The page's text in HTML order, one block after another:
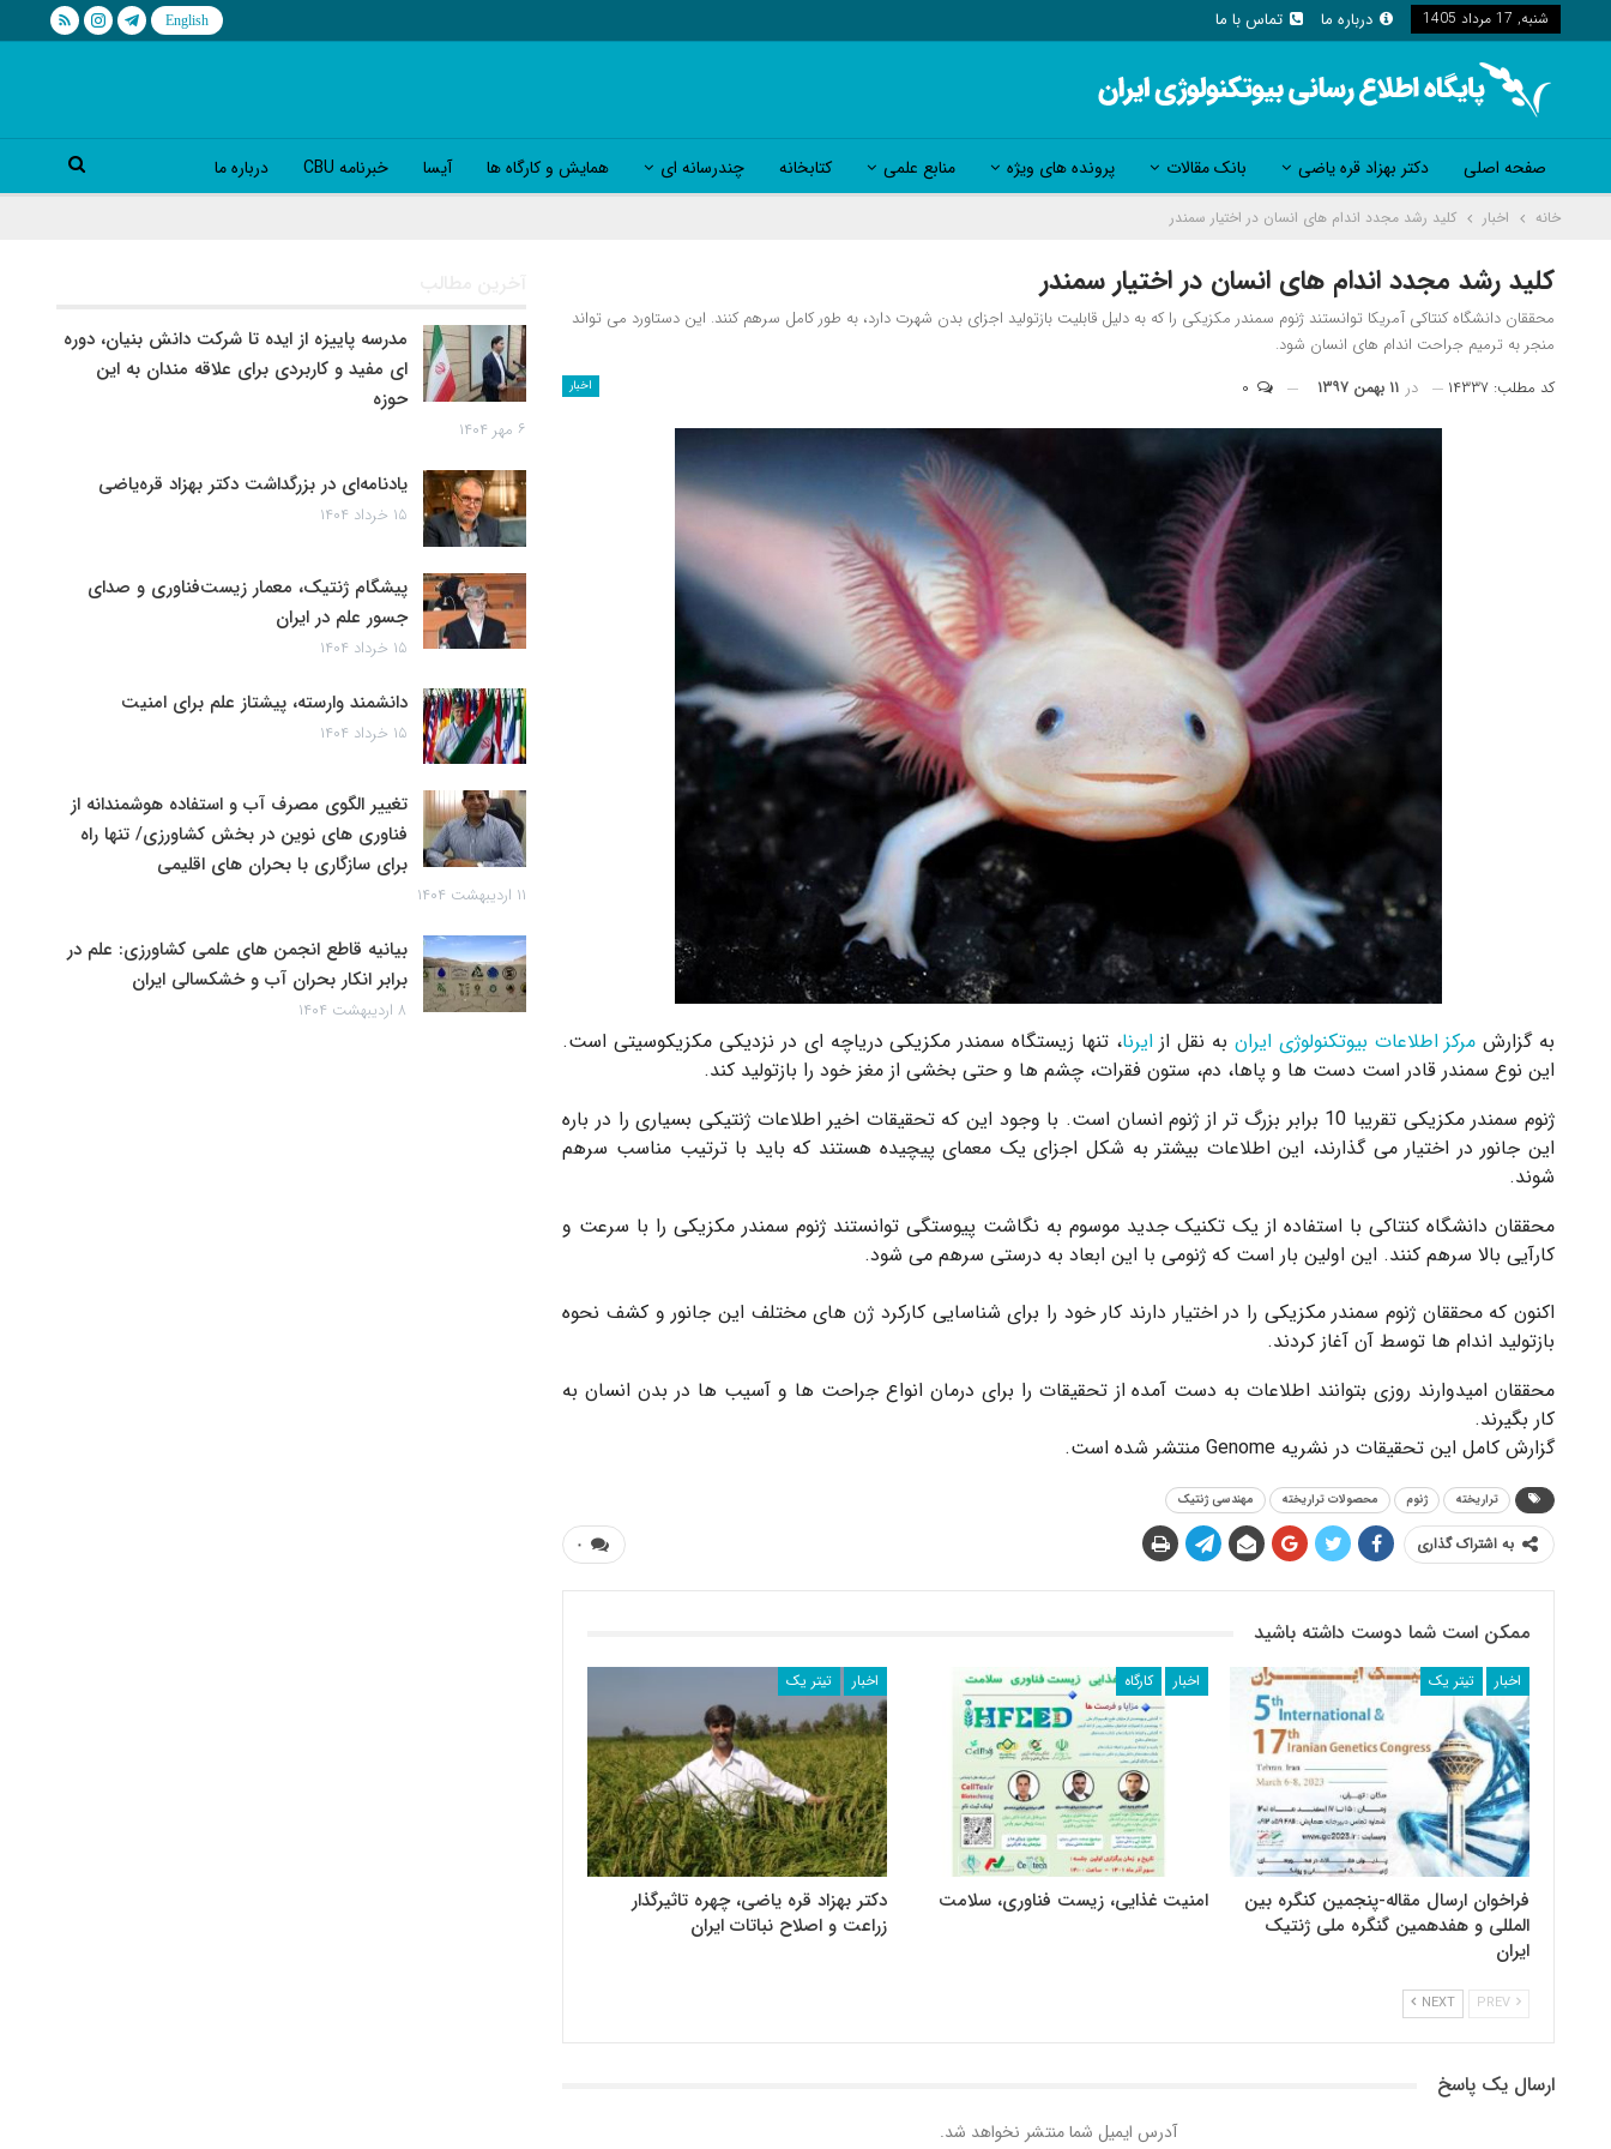
شنبه, 17 مرداد 1405 درباره ما تماس با ما
صفحه اصلی دکتر بهزاد قره یاضی بانک مقالات پرونده های ویژه منابع علمی کتابخانه چندرسانه ای همایش و کارگاه ها آیسا خبرنامه CBU درباره ما
خانه اخبار کلید رشد مجدد اندام های انسان در اختیار سمندر
کلید رشد مجدد اندام های انسان در اختیار سمندر
محققان دانشگاه کنتاکی آمریکا توانستند ژنوم سمندر مکزیکی را که به دلیل قابلیت بازتولید اجزای بدن شهرت دارد، به طور کامل سرهم کنند. این دستاورد می تواند
منجر به ترمیم جراحت اندام های انسان شود.
اخبار کد مطلب: ۱۴۳۳۷ در ۱۱ بهمن ۱۳۹۷
به گزارش مرکز اطلاعات بیوتکنولوژی ایران به نقل ازایرنا، تنها زیستگاه سمندر مکزیکی دریاچه ای در نزدیکی مکزیکوسیتی است.
این نوع سمندر قادر است دست ها و پاها، دم، ستون فقرات، چشم ها و حتی بخشی از مغز خود را بازتولید کند.
ژنوم سمندر مکزیکی تقریبا 10 برابر بزرگ تر از ژنوم انسان است. با وجود این که تحقیقات اخیر اطلاعات ژنتیکی بسیاری را در باره
این جانور در اختیار می گذارند، این اطلاعات بیشتر به شکل اجزای یک معمای پیچیده هستند که باید با ترتیب مناسب سرهم
شوند.
محققان دانشگاه کنتاکی با استفاده از یک تکنیک جدید موسوم به نگاشت پیوستگی توانستند ژنوم سمندر مکزیکی را با سرعت و
کارآیی بالا سرهم کنند. این اولین بار است که ژنومی با این ابعاد به درستی سرهم می شود.
اکنون که محققان ژنوم سمندر مکزیکی را در اختیار دارند کار خود را برای شناسایی کارکرد ژن های مختلف این جانور و کشف نحوه
بازتولید اندام ها توسط آن آغاز کردند.
محققان امیدوارند روزی بتوانند اطلاعات به دست آمده از تحقیقات را برای درمان انواع جراحت ها و آسیب ها در بدن انسان به
کار بگیرند.
گزارش کامل این تحقیقات در نشریه Genome منتشر شده است.
تراریخته ژنوم محصولات تراریخته مهندسی ژنتیک
۰ به اشتراک گذاری
ممکن است شما دوست داشته باشید
اخبار تیتر یک
فراخوان ارسال مقاله-پنجمین کنگره بین
المللی و هفدهمین گنگره ملی ژنتیک
ایران
اخبار کارگاه
امنیت غذایی، زیست فناوری، سلامت
اخبار تیتر یک
دکتر بهزاد قره یاضی، چهره تاثیرگذار
زراعت و اصلاح نباتات ایران
NEXT
ارسال یک پاسخ
آدرس ایمیل شما منتشر نخواهد شد.
آخرین مطالب
مدرسه پاییزه از ایده تا شرکت دانش بنیان، دوره
ای مفید و کاربردی برای علاقه مندان به این
حوزه
۶ مهر ۱۴۰۴
یادنامه‌ای در بزرگداشت دکتر بهزاد قره‌یاضی
۱۵ خرداد ۱۴۰۴
پیشگام ژنتیک، معمار زیست‌فناوری و صدای
جسور علم در ایران
۱۵ خرداد ۱۴۰۴
دانشمند وارسته، پیشتاز علم برای امنیت
۱۵ خرداد ۱۴۰۴
تغییر الگوی مصرف آب و استفاده هوشمندانه از
فناوری های نوین در بخش کشاورزی/ تنها راه
برای سازگاری با بحران های اقلیمی
۱۱ اردیبهشت ۱۴۰۴
بیانیه قاطع انجمن های علمی کشاورزی: علم در
برابر انکار بحران آب و خشکسالی ایران
۸ اردیبهشت ۱۴۰۴